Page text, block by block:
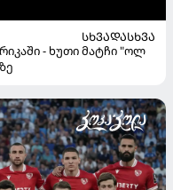
ᲡᲮᲕᲐᲓᲐᲡᲮᲕᲐ
- ხუთი მატჩი "ოლ